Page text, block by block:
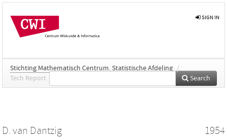
SIGN IN
Stichting Mathematisch Centrum. Statistische Afdeling /
Tech Report
Search
D. van Dantzig 1954